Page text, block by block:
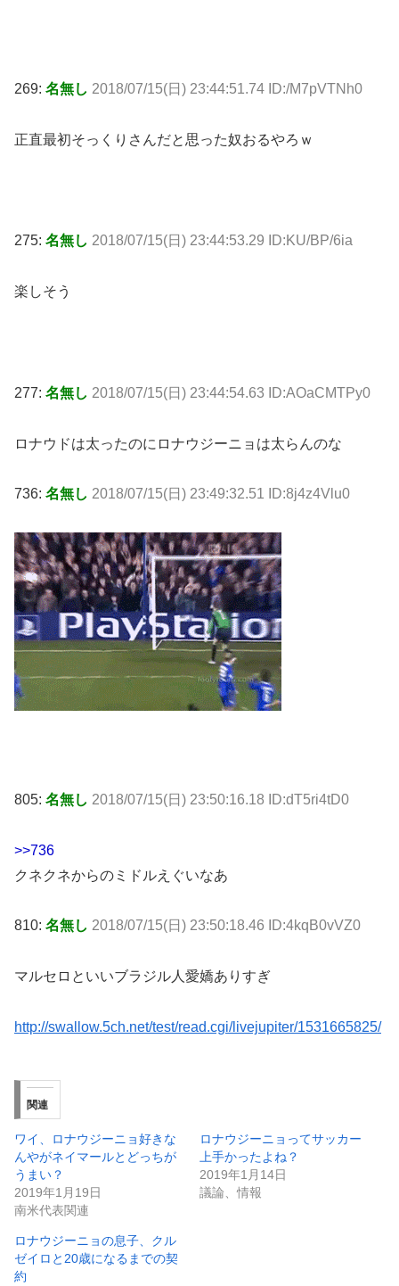
269: 名無し 2018/07/15(日) 23:44:51.74 ID:/M7pVTNh0
正直最初そっくりさんだと思った奴おるやろｗ
275: 名無し 2018/07/15(日) 23:44:53.29 ID:KU/BP/6ia
楽しそう
277: 名無し 2018/07/15(日) 23:44:54.63 ID:AOaCMTPy0
ロナウドは太ったのにロナウジーニョは太らんのな
736: 名無し 2018/07/15(日) 23:49:32.51 ID:8j4z4Vlu0
805: 名無し 2018/07/15(日) 23:50:16.18 ID:dT5ri4tD0
>>736
クネクネからのミドルえぐいなあ
810: 名無し 2018/07/15(日) 23:50:18.46 ID:4kqB0vVZ0
マルセロといいブラジル人愛嬌ありすぎ
http://swallow.5ch.net/test/read.cgi/livejupiter/1531665825/
関連
ワイ、ロナウジーニョ好きな
んやがネイマールとどっちが
うまい？
2019年1月19日
南米代表関連
ロナウジーニョってサッカー
上手かったよね？
2019年1月14日
議論、情報
ロナウジーニョの息子、クル
ゼイロと20歳になるまでの契
約